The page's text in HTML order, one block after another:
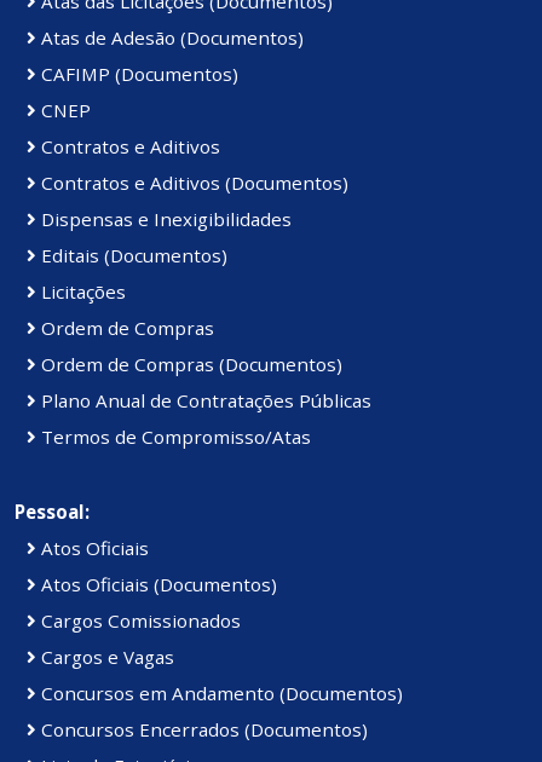
Atas de Adesão (Documentos)
CAFIMP (Documentos)
CNEP
Contratos e Aditivos
Contratos e Aditivos (Documentos)
Dispensas e Inexigibilidades
Editais (Documentos)
Licitações
Ordem de Compras
Ordem de Compras (Documentos)
Plano Anual de Contratações Públicas
Termos de Compromisso/Atas
Pessoal:
Atos Oficiais
Atos Oficiais (Documentos)
Cargos Comissionados
Cargos e Vagas
Concursos em Andamento (Documentos)
Concursos Encerrados (Documentos)